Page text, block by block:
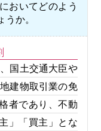
おいてどのよう
か。
国土交通大臣や
建物取引業の免
者であり、不動
」「買主」とな